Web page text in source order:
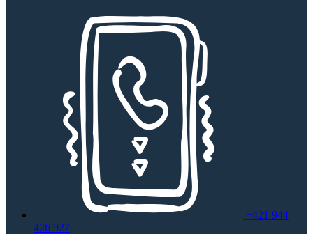
+421 944
426 927